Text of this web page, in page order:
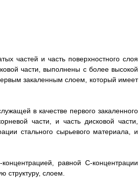
частей и часть поверхностного слоя
части, выполнены c более высокой
закаленным слоем, который имеет
в качестве первого закаленного
части, и часть дисковой части,
стального сырьевого материала, и
равной С-концентрации
структуру, слоем.